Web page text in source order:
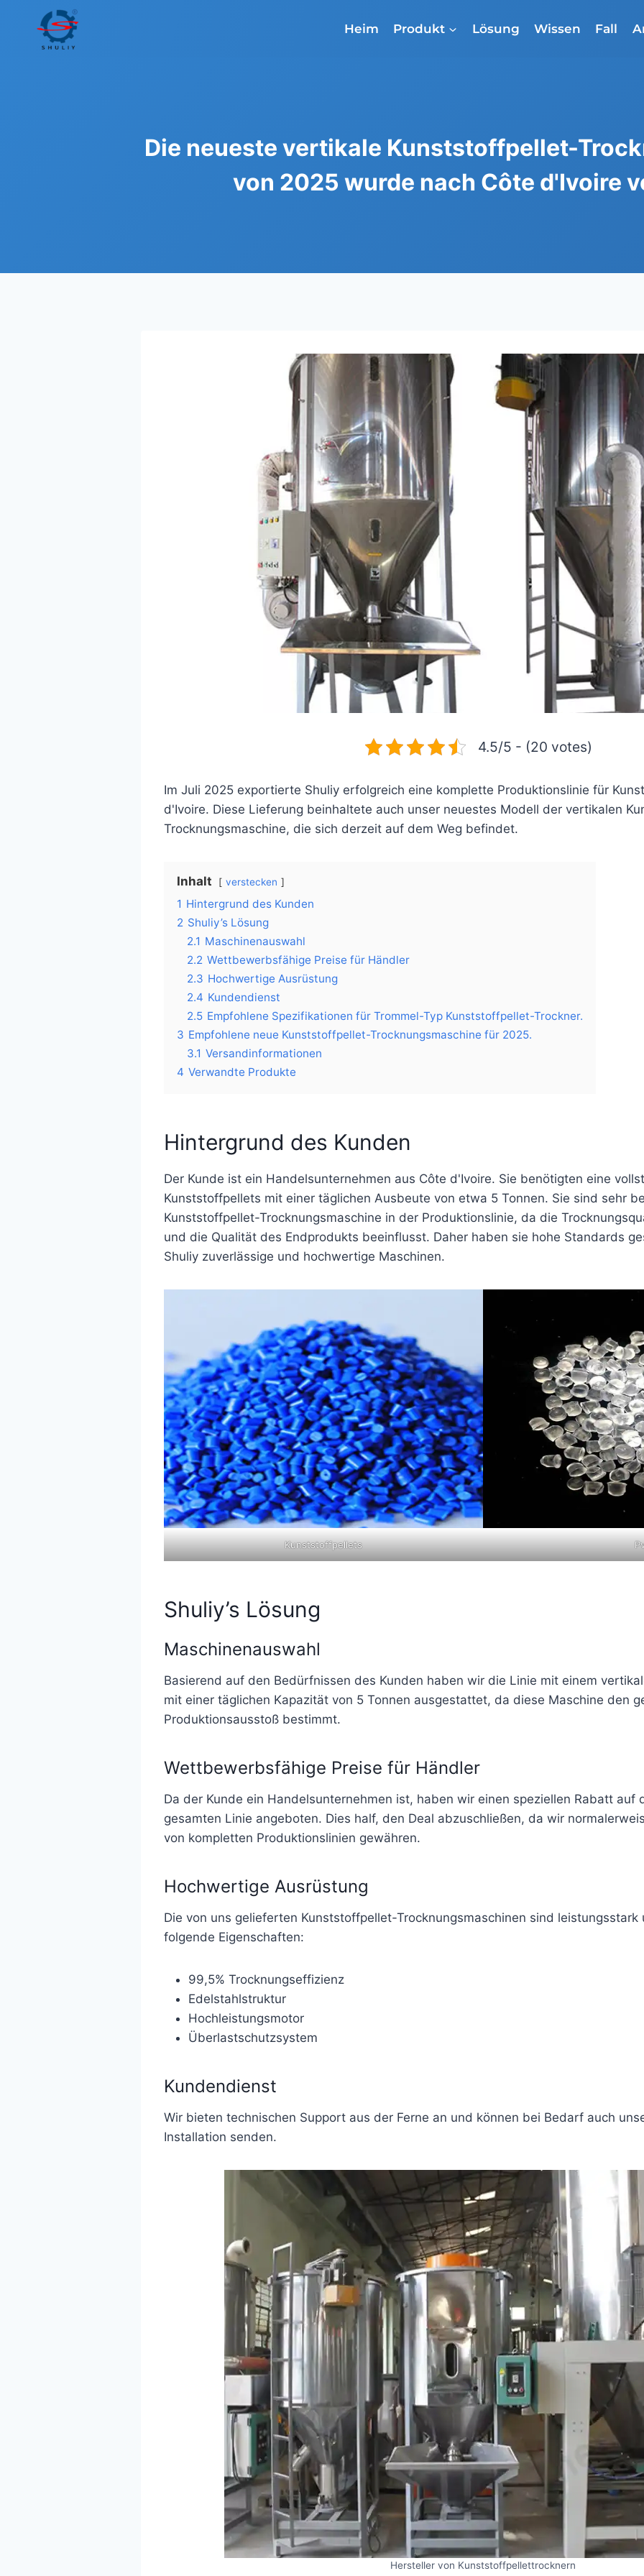
springen
Heim Produkt Lösung Wissen Fall
Die neueste vertikale Kunststoffpellet-
von 2025 wurde nach Côte d'Ivoire
4.5/5 - (20 votes)
Im Juli 2025 exportierte Shuliy erfolgreich eine komplette Produktionslinie für
d'Ivoire. Diese Lieferung beinhaltete auch unser neuestes Modell der vertikalen
Trocknungsmaschine, die sich derzeit auf dem Weg befindet.
Inhalt verstecken
1 Hintergrund des Kunden
2 Shuliy’s Lösung
2.1 Maschinenauswahl
2.2 Wettbewerbsfähige Preise für Händler
2.3 Hochwertige Ausrüstung
2.4 Kundendienst
2.5 Empfohlene Spezifikationen für Trommel-Typ Kunststoffpellet-Trockner.
3 Empfohlene neue Kunststoffpellet-Trocknungsmaschine für 2025.
3.1 Versandinformationen
4 Verwandte Produkte
Hintergrund des Kunden
Der Kunde ist ein Handelsunternehmen aus Côte d'Ivoire. Sie benötigten eine
Kunststoffpellets mit einer täglichen Ausbeute von etwa 5 Tonnen. Sie sind sehr
Kunststoffpellet-Trocknungsmaschine in der Produktionslinie, da die
und die Qualität des Endprodukts beeinflusst. Daher haben sie hohe Standards
Shuliy zuverlässige und hochwertige Maschinen.
Kunststoffpellets
Shuliy’s Lösung
Maschinenauswahl
Basierend auf den Bedürfnissen des Kunden haben wir die Linie mit einem
mit einer täglichen Kapazität von 5 Tonnen ausgestattet, da diese Maschine den
Produktionsausstoß bestimmt.
Wettbewerbsfähige Preise für Händler
Da der Kunde ein Handelsunternehmen ist, haben wir einen speziellen Rabatt auf
gesamten Linie angeboten. Dies half, den Deal abzuschließen, da wir
von kompletten Produktionslinien gewähren.
Hochwertige Ausrüstung
Die von uns gelieferten Kunststoffpellet-Trocknungsmaschinen sind
folgende Eigenschaften:
99,5% Trocknungseffizienz
Edelstahlstruktur
Hochleistungsmotor
Überlastschutzsystem
Kundendienst
Wir bieten technischen Support aus der Ferne an und können bei Bedarf auch
Installation senden.
Hersteller von Kunststoffpellettrocknern